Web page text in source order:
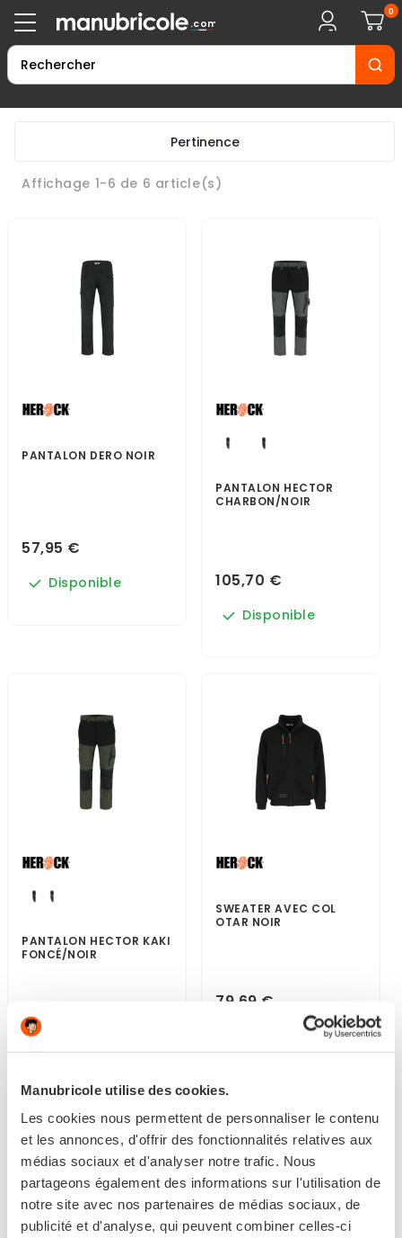
Manubricole utilise des cookies.
Les cookies nous permettent de personnaliser le contenu
et les annonces, d'offrir des fonctionnalités relatives aux
médias sociaux et d'analyser notre trafic. Nous
partageons également des informations sur l'utilisation de
notre site avec nos partenaires de médias sociaux, de
publicité et d'analyse, qui peuvent combiner celles-ci
Pertinence
Affichage 1-6 de 6 article(s)
PANTALON DERO NOIR
57,95 €
Disponible
PANTALON HECTOR
CHARBON/NOIR
105,70 €
Disponible
PANTALON HECTOR KAKI
FONCÉ/NOIR
105,70 €
SWEATER AVEC COL
OTAR NOIR
79,69 €
Disponible
.com
0